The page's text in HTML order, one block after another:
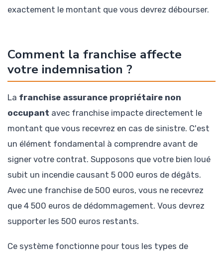
exactement le montant que vous devrez débourser.
Comment la franchise affecte
votre indemnisation ?
La franchise assurance propriétaire non
occupant avec franchise impacte directement le
montant que vous recevrez en cas de sinistre. C'est
un élément fondamental à comprendre avant de
signer votre contrat. Supposons que votre bien loué
subit un incendie causant 5 000 euros de dégâts.
Avec une franchise de 500 euros, vous ne recevrez
que 4 500 euros de dédommagement. Vous devrez
supporter les 500 euros restants.
Ce système fonctionne pour tous les types de